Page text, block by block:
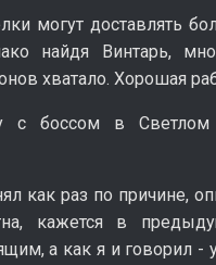
могут доставлять
найдя Винтарь,
хватало. Хорошая
с боссом в
как раз по причине,
кажется в
а как я и говорил -